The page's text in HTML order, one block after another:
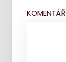
KOMENTÁŘ